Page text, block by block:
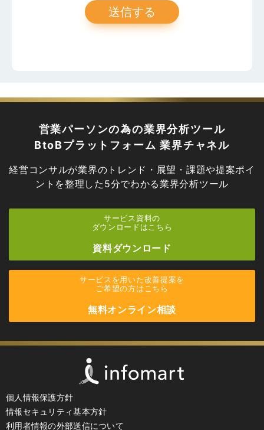
営業パーソンの為の業界分析ツール
BtoBプラットフォーム 業界チャネル
経営コンサルが業界のトレンド・展望・課題や提案ポイ
ントを整理した5分でわかる業界分析ツール
サービス資料の
ダウンロードはこちら
資料ダウンロード
サービスを用いた改善提案を
ご希望の方はこちら
無料オンライン相談
個人情報保護方針
情報セキュリティ基本方針
利用者情報の外部送信について